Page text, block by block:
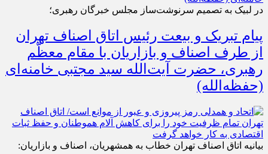
در لبیک به تصمیم سرنوشت‌ساز مجلس خبرگان رهبری؛
پیام تبریک و بیعت رئیس اتاق اصناف تهران
از طرف اصناف و بازاریان با مقام معظّم
رهبری، حضرت آیت‌الله سید مجتبی خامنه‌ای
(حفظه‌الله)
بیانیه اتاق اصناف تهران خطاب به همشهریان، اصناف و بازاریان: